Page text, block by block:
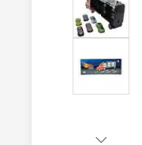
Hayvan Figürler
Çeşitli Figürler
Koleksiyon Figürler
Elektronik Ürünler